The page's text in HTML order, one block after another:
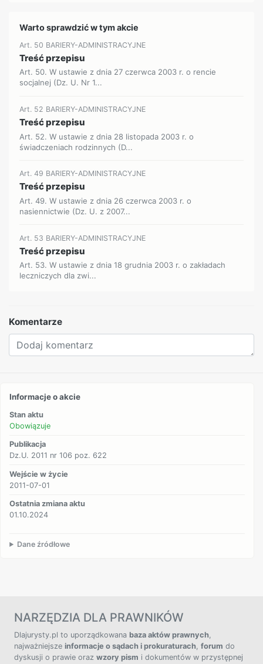
Warto sprawdzić w tym akcie
Art. 50 BARIERY-ADMINISTRACYJNE
Treść przepisu
Art. 50. W ustawie z dnia 27 czerwca 2003 r. o rencie
socjalnej (Dz. U. Nr 1...
Art. 52 BARIERY-ADMINISTRACYJNE
Treść przepisu
Art. 52. W ustawie z dnia 28 listopada 2003 r. o
świadczeniach rodzinnych (D...
Art. 49 BARIERY-ADMINISTRACYJNE
Treść przepisu
Art. 49. W ustawie z dnia 26 czerwca 2003 r. o
nasiennictwie (Dz. U. z 2007...
Art. 53 BARIERY-ADMINISTRACYJNE
Treść przepisu
Art. 53. W ustawie z dnia 18 grudnia 2003 r. o zakładach
leczniczych dla zwi...
Komentarze
Informacje o akcie
Stan aktu
Obowiązuje
Publikacja
Dz.U. 2011 nr 106 poz. 622
Wejście w życie
2011-07-01
Ostatnia zmiana aktu
01.10.2024
Dane źródłowe
NARZĘDZIA DLA PRAWNIKÓW
Dlajurysty.pl to uporządkowana baza aktów prawnych,
najważniejsze informacje o sądach i prokuraturach, forum do
dyskusji o prawie oraz wzory pism i dokumentów w przystępnej